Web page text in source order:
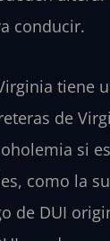
conducir.
tiene
de
si
como la
de DUI